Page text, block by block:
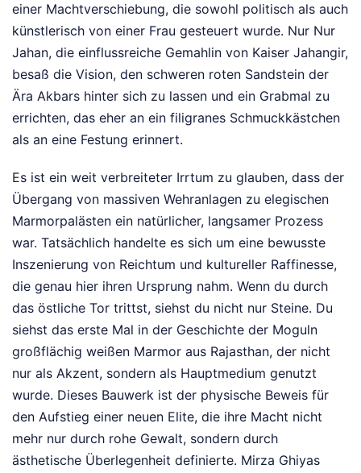
einer Machtverschiebung, die sowohl politisch als auch
künstlerisch von einer Frau gesteuert wurde. Nur Nur
Jahan, die einflussreiche Gemahlin von Kaiser Jahangir,
besaß die Vision, den schweren roten Sandstein der
Ära Akbars hinter sich zu lassen und ein Grabmal zu
errichten, das eher an ein filigranes Schmuckkästchen
als an eine Festung erinnert.
Es ist ein weit verbreiteter Irrtum zu glauben, dass der
Übergang von massiven Wehranlagen zu elegischen
Marmorpalästen ein natürlicher, langsamer Prozess
war. Tatsächlich handelte es sich um eine bewusste
Inszenierung von Reichtum und kultureller Raffinesse,
die genau hier ihren Ursprung nahm. Wenn du durch
das östliche Tor trittst, siehst du nicht nur Steine. Du
siehst das erste Mal in der Geschichte der Moguln
großflächig weißen Marmor aus Rajasthan, der nicht
nur als Akzent, sondern als Hauptmedium genutzt
wurde. Dieses Bauwerk ist der physische Beweis für
den Aufstieg einer neuen Elite, die ihre Macht nicht
mehr nur durch rohe Gewalt, sondern durch
ästhetische Überlegenheit definierte. Mirza Ghiyas